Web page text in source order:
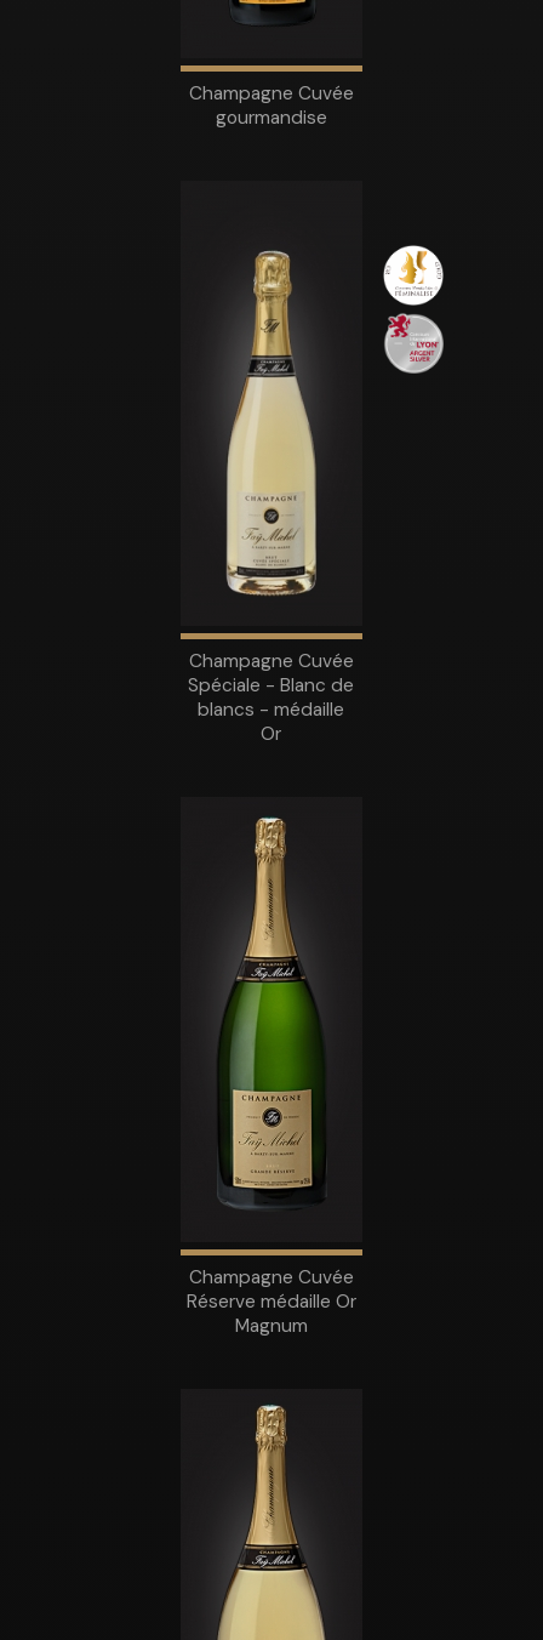
Champagne Cuvée
gourmandise
Champagne Cuvée
Spéciale - Blanc de
blancs - médaille
Or
Champagne Cuvée
Réserve médaille Or
Magnum